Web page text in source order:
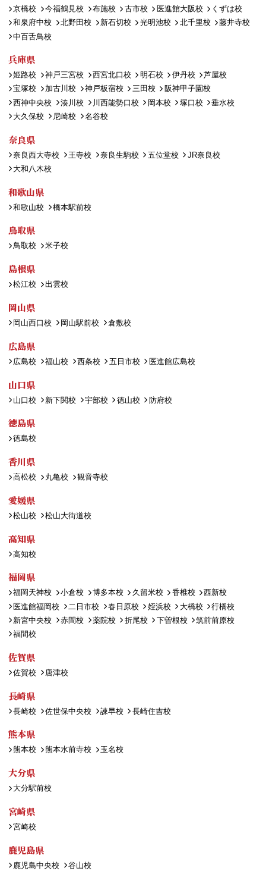
京橋校
今福鶴見校 布施校 古市校 医進館大阪校
くずは校
和泉府中校
北野田校 新石切校 光明池校 北千里校
藤井寺校
中百舌鳥校
兵庫県
姫路校 神戸三宮校 西宮北口校 明石校 伊丹校
芦屋校
宝塚校
加古川校 神戸板宿校 三田校
阪神甲子園校
西神中央校
湊川校 川西能勢口校 岡本校 塚口校
垂水校
大久保校
尼崎校 名谷校
奈良県
奈良西大寺校 王寺校 奈良生駒校 五位堂校
JR奈良校
大和八木校
和歌山県
和歌山校 橋本駅前校
鳥取県
鳥取校 米子校
島根県
松江校 出雲校
岡山県
岡山西口校 岡山駅前校 倉敷校
広島県
広島校 福山校 西条校 五日市校 医進館広島校
山口県
山口校 新下関校 宇部校 徳山校 防府校
徳島県
徳島校
香川県
高松校 丸亀校 観音寺校
愛媛県
松山校 松山大街道校
高知県
高知校
福岡県
福岡天神校 小倉校 博多本校 久留米校 香椎校
西新校
医進館福岡校
二日市校 春日原校 姪浜校 大橋校
行橋校
新宮中央校
赤間校 薬院校 折尾校 下曽根校
筑前前原校
福間校
佐賀県
佐賀校 唐津校
長崎県
長崎校 佐世保中央校 諫早校 長崎住吉校
熊本県
熊本校 熊本水前寺校 玉名校
大分県
大分駅前校
宮崎県
宮崎校
鹿児島県
鹿児島中央校 谷山校